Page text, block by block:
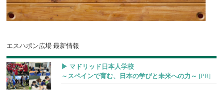
エスハポン広場 最新情報
▶︎ マドリッド日本人学校
～スペインで育む、日本の学びと未来への力～ [PR]